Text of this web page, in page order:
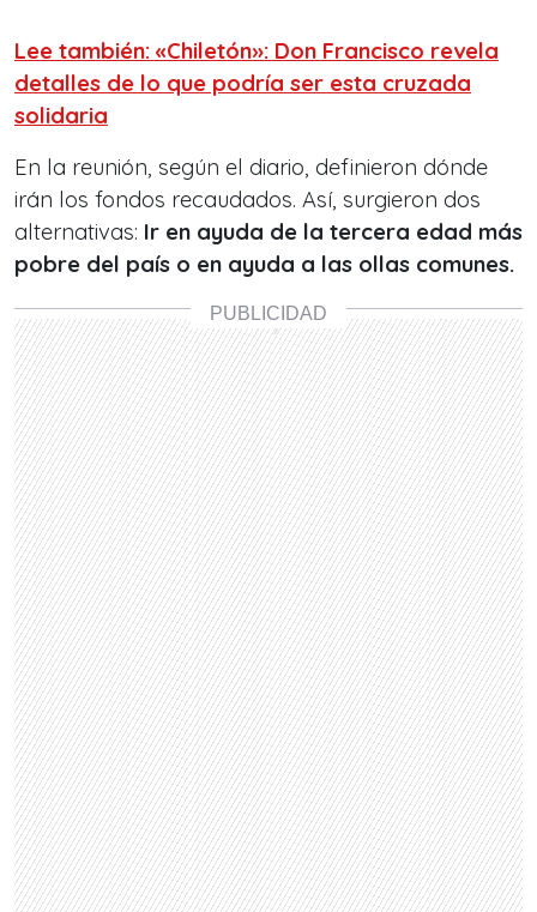
Lee también: «Chiletón»: Don Francisco revela
detalles de lo que podría ser esta cruzada
solidaria
En la reunión, según el diario, definieron dónde
irán los fondos recaudados. Así, surgieron dos
alternativas: Ir en ayuda de la tercera edad más
pobre del país o en ayuda a las ollas comunes.